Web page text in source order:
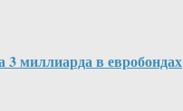
миллиарда в евробондах